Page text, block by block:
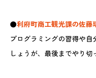
●利府町商工観光課の佐藤
プログラミングの習得や
しょうが、最後までやり切